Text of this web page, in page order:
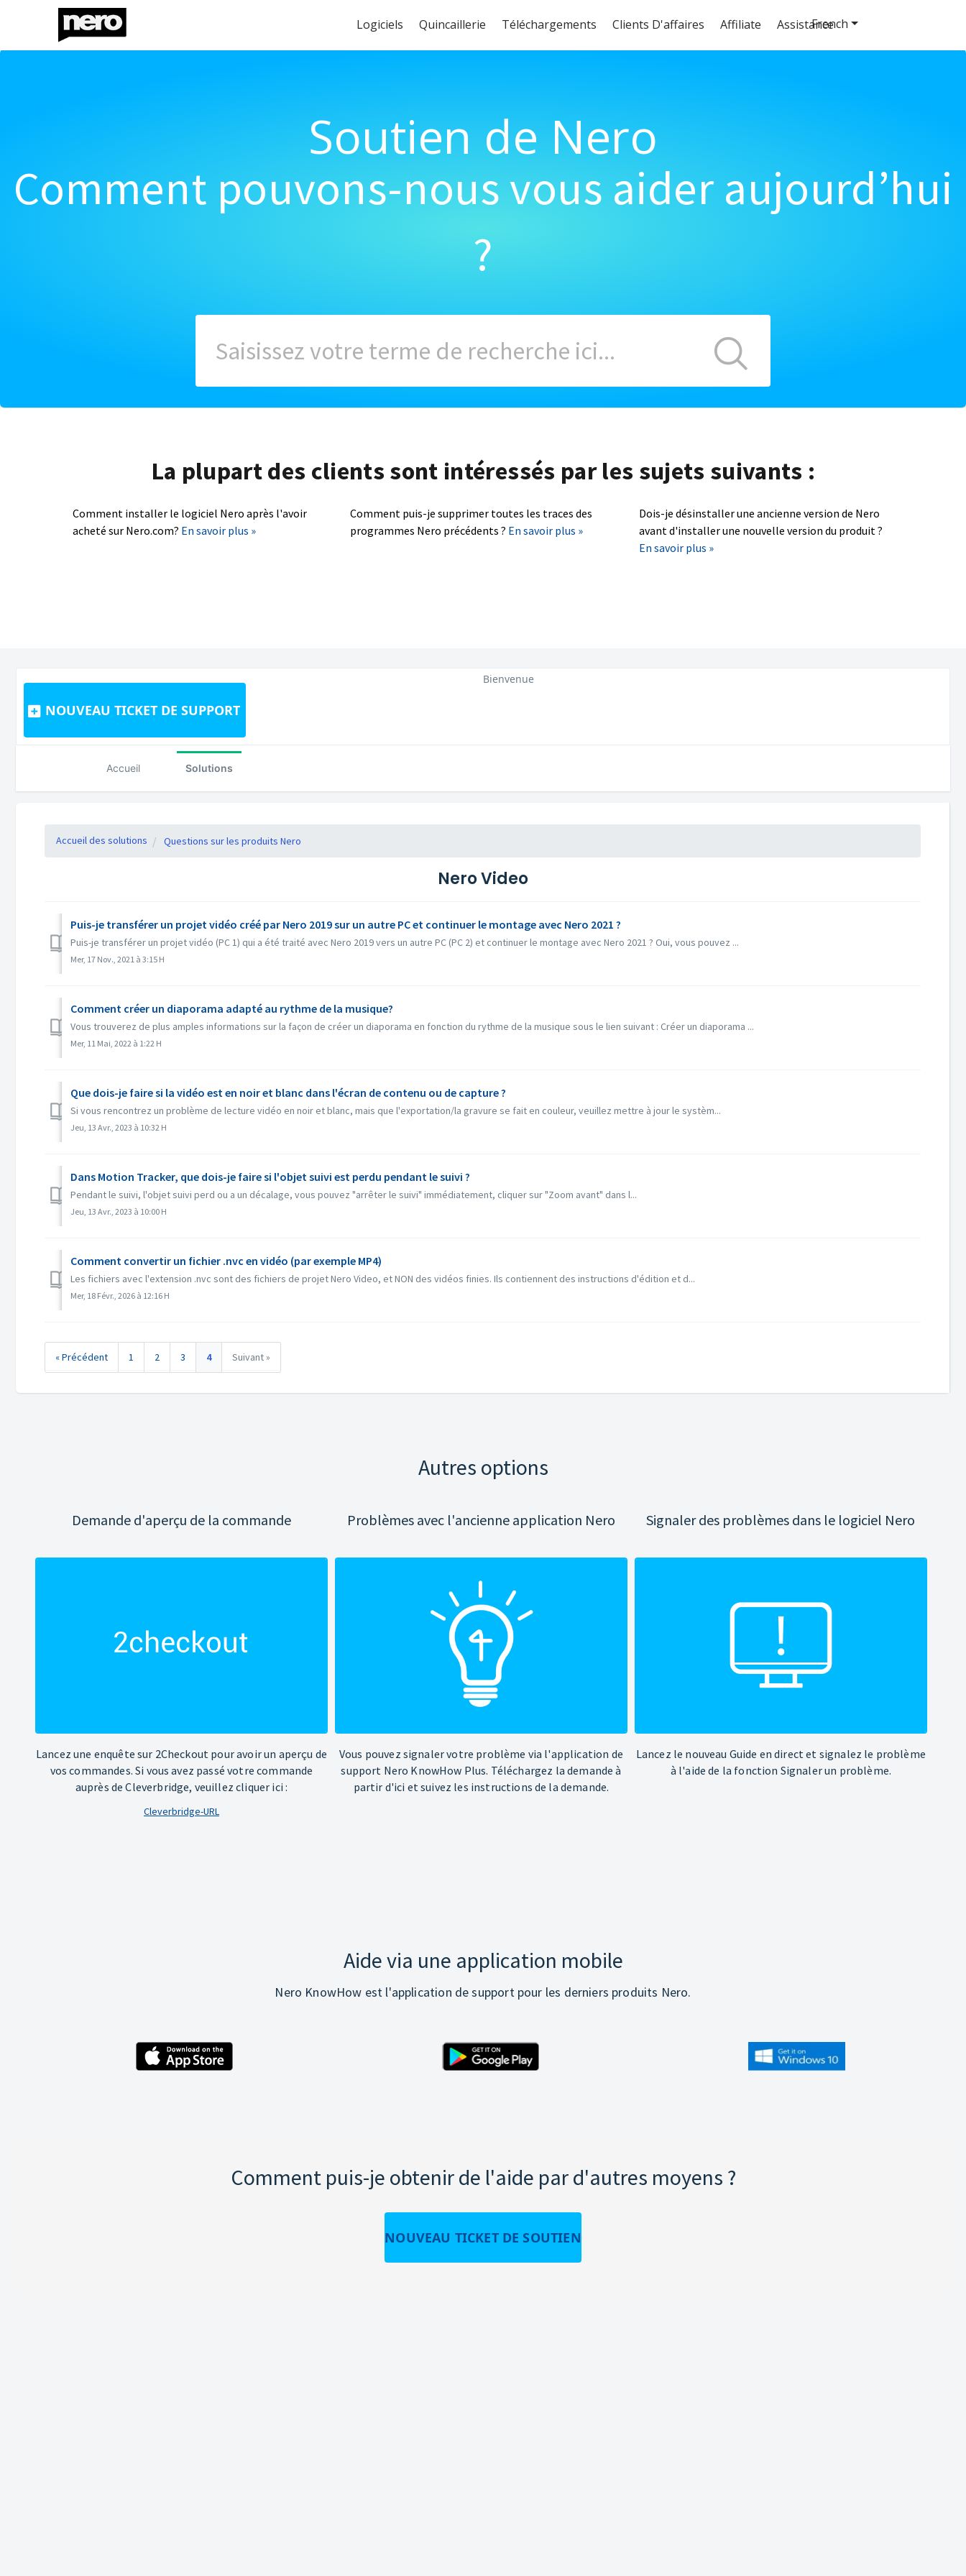
Logiciels Quincaillerie Téléchargements Clients D'affaires Affiliate Assistance
Soutien de Nero
Comment pouvons-nous vous aider aujourd’hui
?
La plupart des clients sont intéressés par les sujets suivants :
Comment installer le logiciel Nero après l'avoir
acheté sur Nero.com? En savoir plus »
Comment puis-je supprimer toutes les traces des
programmes Nero précédents ? En savoir plus »
Dois-je désinstaller une ancienne version de Nero
avant d'installer une nouvelle version du produit ?
En savoir plus »
NOUVEAU TICKET DE SUPPORT
French
Bienvenue
Accueil Solutions
Accueil des solutions Questions sur les produits Nero
Nero Video
Puis-je transférer un projet vidéo créé par Nero 2019 sur un autre PC et continuer le montage avec Nero 2021 ?
Puis-je transférer un projet vidéo (PC 1) qui a été traité avec Nero 2019 vers un autre PC (PC 2) et continuer le montage avec Nero 2021 ? Oui, vous pouvez ...
Mer, 17 Nov., 2021 à 3:15 H
Comment créer un diaporama adapté au rythme de la musique?
Vous trouverez de plus amples informations sur la façon de créer un diaporama en fonction du rythme de la musique sous le lien suivant : Créer un diaporama ...
Mer, 11 Mai, 2022 à 1:22 H
Que dois-je faire si la vidéo est en noir et blanc dans l'écran de contenu ou de capture ?
Si vous rencontrez un problème de lecture vidéo en noir et blanc, mais que l'exportation/la gravure se fait en couleur, veuillez mettre à jour le systèm...
Jeu, 13 Avr., 2023 à 10:32 H
Dans Motion Tracker, que dois-je faire si l'objet suivi est perdu pendant le suivi ?
Pendant le suivi, l'objet suivi perd ou a un décalage, vous pouvez "arrêter le suivi" immédiatement, cliquer sur "Zoom avant" dans l...
Jeu, 13 Avr., 2023 à 10:00 H
Comment convertir un fichier .nvc en vidéo (par exemple MP4)
Les fichiers avec l'extension .nvc sont des fichiers de projet Nero Video, et NON des vidéos finies. Ils contiennent des instructions d'édition et d...
Mer, 18 Févr., 2026 à 12:16 H
« Précédent 1 2 3 4 Suivant »
Autres options
Demande d'aperçu de la commande
Lancez une enquête sur 2Checkout pour avoir un aperçu de
vos commandes. Si vous avez passé votre commande
auprès de Cleverbridge, veuillez cliquer ici :
Cleverbridge-URL
Problèmes avec l'ancienne application Nero
Vous pouvez signaler votre problème via l'application de
support Nero KnowHow Plus. Téléchargez la demande à
partir d'ici et suivez les instructions de la demande.
Signaler des problèmes dans le logiciel Nero
Lancez le nouveau Guide en direct et signalez le problème
à l'aide de la fonction Signaler un problème.
Aide via une application mobile
Nero KnowHow est l'application de support pour les derniers produits Nero.
Comment puis-je obtenir de l'aide par d'autres moyens ?
NOUVEAU TICKET DE SOUTIEN